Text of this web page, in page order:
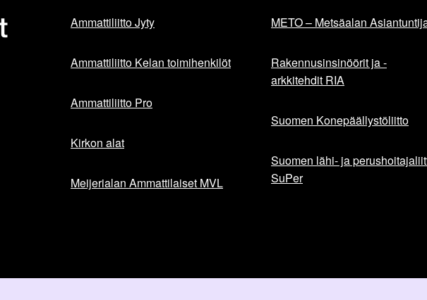
Ammattiliitto Jyty
Ammattiliitto Kelan toimihenkilöt
Ammattiliitto Pro
Kirkon alat
Meijerialan Ammattilaiset MVL
METO – Metsäalan
Rakennusinsinöörit ja -
arkkitehdit RIA
Suomen Konepäällystöliitto
Suomen lähi- ja
SuPer